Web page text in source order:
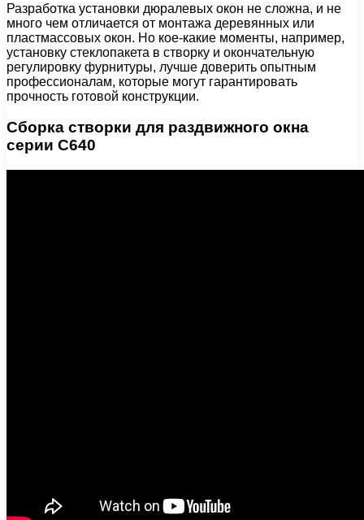
Разработка установки дюралевых окон не сложна, и не
много чем отличается от монтажа деревянных или
пластмассовых окон. Но кое-какие моменты, например,
установку стеклопакета в створку и окончательную
регулировку фурнитуры, лучше доверить опытным
профессионалам, которые могут гарантировать
прочность готовой конструкции.
Сборка створки для раздвижного окна
серии С640